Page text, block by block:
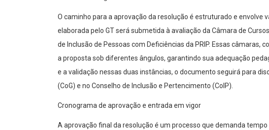
O caminho para a aprovação da resolução é estruturado e envolve
elaborada pelo GT será submetida à avaliação da Câmara de
de Inclusão de Pessoas com Deficiências da PRIP. Essas câmaras,
a proposta sob diferentes ângulos, garantindo sua adequação
e a validação nessas duas instâncias, o documento seguirá para
(CoG) e no Conselho de Inclusão e Pertencimento (CoIP).
Cronograma de aprovação e entrada em vigor
A aprovação final da resolução é um processo que demanda